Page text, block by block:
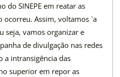
do SINEPE em reatar as
ocorreu. Assim, voltamos `a
seja, vamos organizar e
de divulgação nas redes
a intransigência das
superior em repor as